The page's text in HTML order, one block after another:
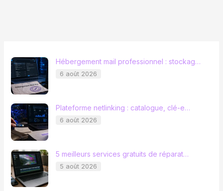
Hébergement mail professionnel : stockag…
6 août 2026
Plateforme netlinking : catalogue, clé-e…
6 août 2026
5 meilleurs services gratuits de réparat…
5 août 2026